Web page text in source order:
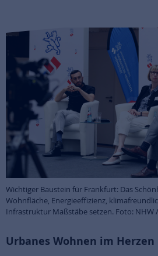
Wichtiger Baustein für Frankfurt: Das
Wohnfläche, Energieeffizienz,
Infrastruktur Maßstäbe setzen. Foto: NHW
Urbanes Wohnen im